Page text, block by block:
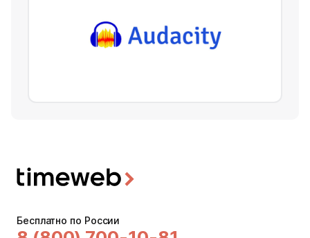
Бесплатно по России